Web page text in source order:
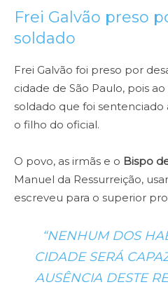
Frei Galvão preso
soldado
Frei Galvão foi preso por
cidade de São Paulo, pois
soldado que foi
o filho do oficial.
O povo, as irmãs e o Bispo
Manuel da Ressurreição,
escreveu para o superior
“NENHUM DOS
CIDADE SERÁ
AUSÊNCIA DESTE